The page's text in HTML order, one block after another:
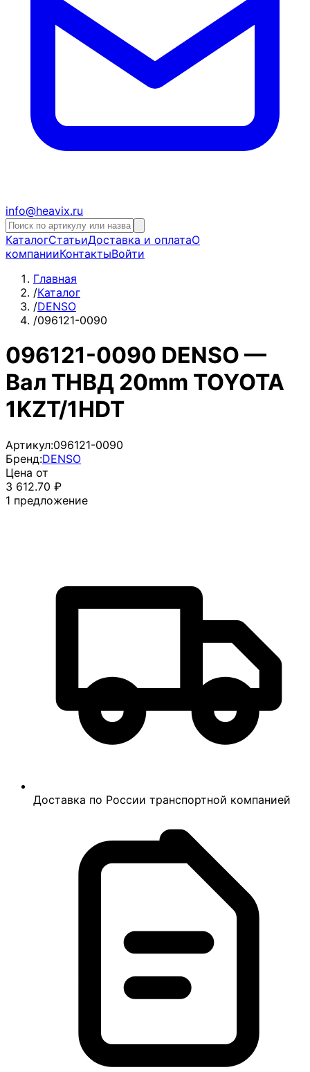
info@heavix.ru
КаталогСтатьиДоставка и оплатаО
компанииКонтактыВойти
Главная
/Каталог
/DENSO
/096121-0090
096121-0090 DENSO —
Вал ТНВД 20mm TOYOTA
1KZT/1HDT
Артикул:096121-0090
Бренд:DENSO
Цена от
3 612.70 ₽
1 предложение
Доставка по России транспортной компанией